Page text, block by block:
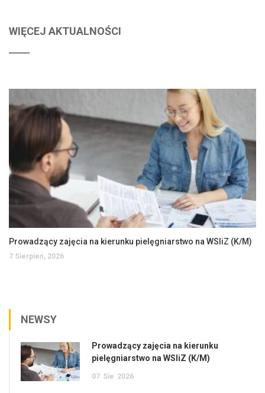
WIĘCEJ AKTUALNOŚCI
Prowadzący zajęcia na kierunku pielęgniarstwo na WSIiZ (K/M)
7 Sierpień, 2026
NEWSY
Prowadzący zajęcia na kierunku
pielęgniarstwo na WSIiZ (K/M)
07 Sie 2026